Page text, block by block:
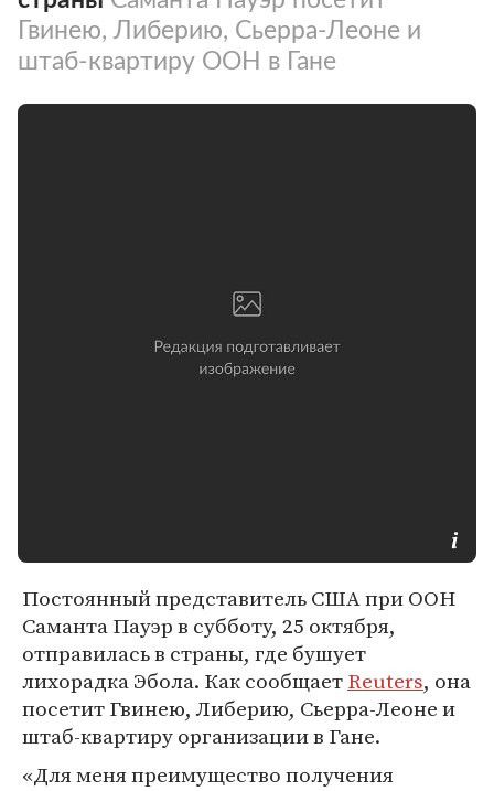
Гвинею, Либерию, Сьерра-Леоне и
штаб-квартиру ООН в Гане
Постоянный представитель США при ООН
Саманта Пауэр в субботу, 25 октября,
отправилась в страны, где бушует
лихорадка Эбола. Как сообщаетReuters, она
посетит Гвинею, Либерию, Сьерра-Леоне и
штаб-квартиру организации в Гане.
«Для меня преимущество получения